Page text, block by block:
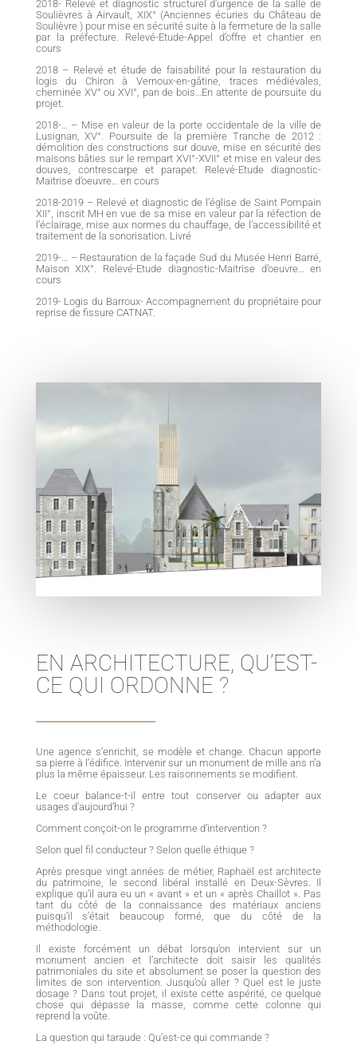
2018- Relevé et diagnostic structurel d’urgence de la salle de
Soulièvres à Airvault, XIX° (Anciennes écuries du Château de
Soulièvre ) pour mise en sécurité suite à la fermeture de la salle
par la préfecture. Relevé-Etude-Appel d’offre et chantier en
cours
2018 – Relevé et étude de faisabilité pour la restauration du
logis du Chiron à Vernoux-en-gâtine, traces médiévales,
cheminée XV° ou XVI°, pan de bois…En attente de poursuite du
projet.
2018-… – Mise en valeur de la porte occidentale de la ville de
Lusignan, XV°. Poursuite de la première Tranche de 2012 :
démolition des constructions sur douve, mise en sécurité des
maisons bâties sur le rempart XVI°-XVII° et mise en valeur des
douves, contrescarpe et parapet. Relevé-Etude diagnostic-
Maitrise d’oeuvre… en cours
2018-2019 – Relevé et diagnostic de l’église de Saint Pompain
XII°, inscrit MH en vue de sa mise en valeur par la réfection de
l’éclairage, mise aux normes du chauffage, de l’accessibilité et
traitement de la sonorisation. Livré
2019-… – Restauration de la façade Sud du Musée Henri Barré,
Maison XIX°. Relevé-Etude diagnostic-Maitrise d’oeuvre… en
cours
2019- Logis du Barroux- Accompagnement du propriétaire pour
reprise de fissure CATNAT.
EN ARCHITECTURE, QU’EST-
CE QUI ORDONNE ?
Une agence s’enrichit, se modèle et change. Chacun apporte
sa pierre à l’édifice. Intervenir sur un monument de mille ans n’a
plus la même épaisseur. Les raisonnements se modifient.
Le coeur balance-t-il entre tout conserver ou adapter aux
usages d’aujourd’hui ?
Comment conçoit-on le programme d’intervention ?
Selon quel fil conducteur ? Selon quelle éthique ?
Après presque vingt années de métier, Raphaël est architecte
du patrimoine, le second libéral installé en Deux-Sèvres. Il
explique qu’il aura eu un « avant » et un « après Chaillot ». Pas
tant du côté de la connaissance des matériaux anciens
puisqu’il s’était beaucoup formé, que du côté de la
méthodologie.
Il existe forcément un débat lorsqu’on intervient sur un
monument ancien et l’architecte doit saisir les qualités
patrimoniales du site et absolument se poser la question des
limites de son intervention. Jusqu’où aller ? Quel est le juste
dosage ? Dans tout projet, il existe cette aspérité, ce quelque
chose qui dépasse la masse, comme cette colonne qui
reprend la voûte.
La question qui taraude : Qu’est-ce qui commande ?